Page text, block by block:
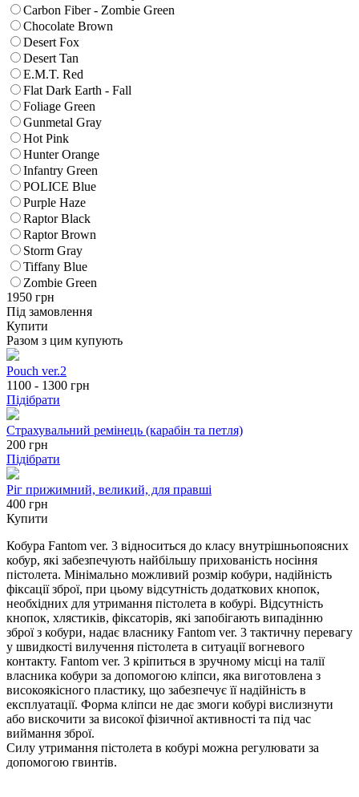
Carbon Fiber - Zombie Green
Chocolate Brown
Desert Fox
Desert Tan
E.M.T. Red
Flat Dark Earth - Fall
Foliage Green
Gunmetal Gray
Hot Pink
Hunter Orange
Infantry Green
POLICE Blue
Purple Haze
Raptor Black
Raptor Brown
Storm Gray
Tiffany Blue
Zombie Green
1950 грн
Під замовлення
Купити
Разом з цим купують
Pouch ver.2
1100 - 1300 грн
Підібрати
Страхувальний ремінець (карабін та петля)
200 грн
Підібрати
Ріг прижимний, великий, для правші
400 грн
Купити
Кобура Fantom ver. 3 відноситься до класу внутрішньопоясних
кобур, які забезпечують найбільшу прихованість носіння
пістолета. Мінімально можливий розмір кобури, надійність
фіксації зброї, при цьому відсутність додаткових кнопок,
необхідних для утримання пістолета в кобурі. Відсутність
кнопок, хлястиків, фіксаторів, які запобігають випадінню
зброї з кобури, надає власнику Fantom ver. 3 тактичну перевагу
у швидкості вилучення пістолета в ситуації вогневого
контакту. Fantom ver. 3 кріпиться в зручному місці на талії
власника кобури за допомогою кліпси, яка виготовлена з
високоякісного пластику, що забезпечує її надійність в
експлуатації. Форма кліпси не дає змоги кобурі вислизнути
або вискочити за високої фізичної активності та під час
виймання зброї.
Силу утримання пістолета в кобурі можна регулювати за
допомогою гвинтів.